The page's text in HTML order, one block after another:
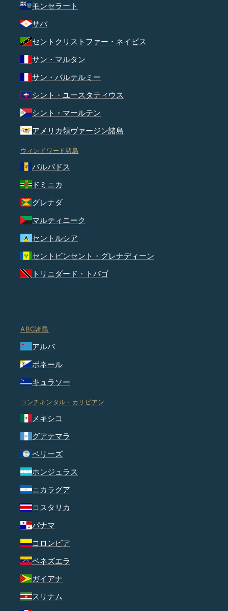
モンセラート
サバ
セントクリストファー・ネイビス
サン・マルタン
サン・バルテルミー
シント・ユースタティウス
シント・マールテン
アメリカ領ヴァージン諸島
ウィンドワード諸島
バルバドス
ドミニカ
グレナダ
マルティニーク
セントルシア
セントビンセント・グレナディーン
トリニダード・トバゴ
ABC諸島
アルバ
ボネール
キュラソー
コンチネンタル・カリビアン
メキシコ
グアテマラ
ベリーズ
ホンジュラス
ニカラグア
コスタリカ
パナマ
コロンビア
ベネズエラ
ガイアナ
スリナム